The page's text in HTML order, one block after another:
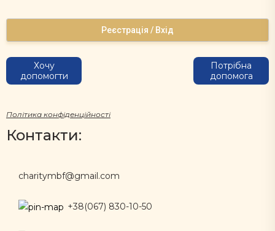
Реєстрація / Вхід
Хочу
допомогти
Потрібна
допомога
Політика конфіденційності
Контакти:
charitymbf@gmail.com
+38(067) 830-10-50